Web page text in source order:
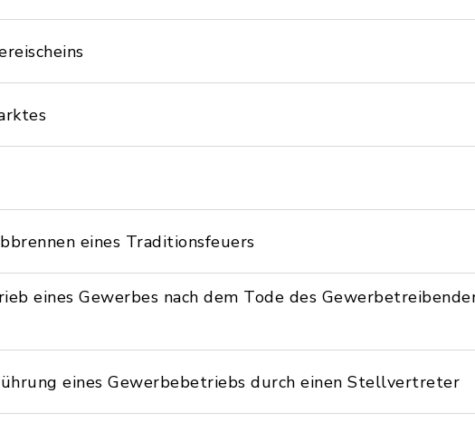
eines Traditionsfeuers
eines Gewerbes nach dem Tode des
eines Gewerbebetriebs durch einen Stellvertreter